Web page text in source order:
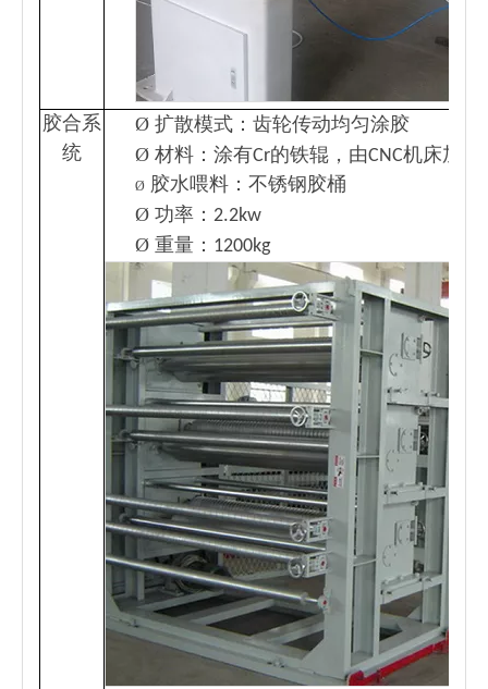
胶合系
统
Ø 扩散模式：齿轮传动均匀涂胶
Ø 材料：涂有Cr的铁辊，由CNC机床加工
Ø 胶水喂料：不锈钢胶桶
Ø 功率：2.2kw
Ø 重量：1200kg